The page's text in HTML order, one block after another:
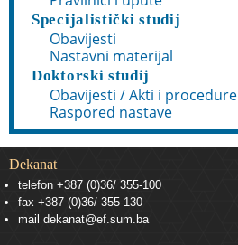
Specijalistički studij
Obavijesti
Nastavni materijal
Doktorski studij
Obavijesti / Akti i procedure
Raspored nastave
Dekanat
telefon +387 (0)36/ 355-100
fax +387 (0)36/ 355-130
mail dekanat@ef.sum.ba